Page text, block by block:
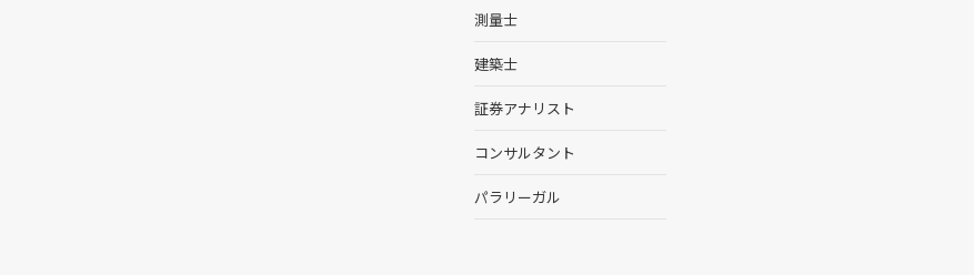
測量士
建築士
証券アナリスト
コンサルタント
パラリーガル